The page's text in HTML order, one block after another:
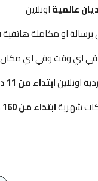
عالميةاونلاين
او مكاملة هاتفية
في اي وقت وفي اي مكان
اونلاينابتداء من 11 دولار أمريكي
شهريةابتداء من160 دولار أمريكي